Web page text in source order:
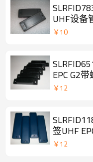
UHF设备
￥10
EPC G2
￥12
签UHF
￥12